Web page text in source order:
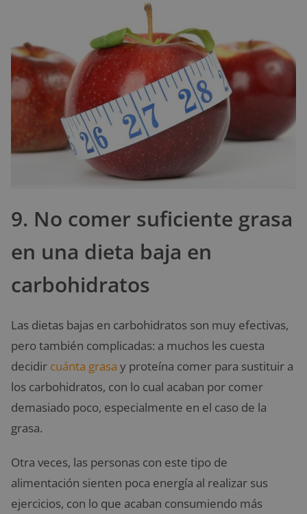
9. No comer suficiente grasa
en una dieta baja en
carbohidratos
Las dietas bajas en carbohidratos son muy efectivas,
pero también complicadas: a muchos les cuesta
decidir cuánta grasa y proteína comer para sustituir a
los carbohidratos, con lo cual acaban por comer
demasiado poco, especialmente en el caso de la
grasa.
Otra veces, las personas con este tipo de
alimentación sienten poca energía al realizar sus
ejercicios, con lo que acaban consumiendo más